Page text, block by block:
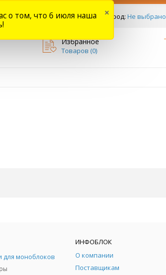
Ваш город: Не выбрано
Форум Отзывы
Избранное
Товаров (0)
для моноблоков
ИНФОБЛОК
О компании
Поставщикам
о том, что 6 июля наша
×